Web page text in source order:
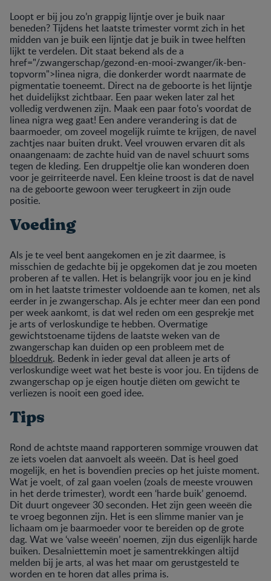
Loopt er bij jou zo’n grappig lijntje over je buik naar
beneden? Tijdens het laatste trimester vormt zich in het
midden van je buik een lijntje dat je buik in twee helften
lijkt te verdelen. Dit staat bekend als de a
href="/zwangerschap/gezond-en-mooi-zwanger/ik-ben-
topvorm">linea nigra, die donkerder wordt naarmate de
pigmentatie toeneemt. Direct na de geboorte is het lijntje
het duidelijkst zichtbaar. Een paar weken later zal het
volledig verdwenen zijn. Maak een paar foto's voordat de
linea nigra weg gaat! Een andere verandering is dat de
baarmoeder, om zoveel mogelijk ruimte te krijgen, de navel
zachtjes naar buiten drukt. Veel vrouwen ervaren dit als
onaangenaam: de zachte huid van de navel schuurt soms
tegen de kleding. Een druppeltje olie kan wonderen doen
voor je geïrriteerde navel. Een kleine troost is dat de navel
na de geboorte gewoon weer terugkeert in zijn oude
positie.
Voeding
Als je te veel bent aangekomen en je zit daarmee, is
misschien de gedachte bij je opgekomen dat je zou moeten
proberen af te vallen. Het is belangrijk voor jou en je kind
om in het laatste trimester voldoende aan te komen, net als
eerder in je zwangerschap. Als je echter meer dan een pond
per week aankomt, is dat wel reden om een gesprekje met
je arts of verloskundige te hebben. Overmatige
gewichtstoename tijdens de laatste weken van de
zwangerschap kan duiden op een probleem met de
bloeddruk. Bedenk in ieder geval dat alleen je arts of
verloskundige weet wat het beste is voor jou. En tijdens de
zwangerschap op je eigen houtje diëten om gewicht te
verliezen is nooit een goed idee.
Tips
Rond de achtste maand rapporteren sommige vrouwen dat
ze iets voelen dat aanvoelt als weeën. Dat is heel goed
mogelijk, en het is bovendien precies op het juiste moment.
Wat je voelt, of zal gaan voelen (zoals de meeste vrouwen
in het derde trimester), wordt een ‘harde buik’ genoemd.
Dit duurt ongeveer 30 seconden. Het zijn geen weeën die
te vroeg begonnen zijn. Het is een slimme manier van je
lichaam om je baarmoeder voor te bereiden op de grote
dag. Wat we ‘valse weeën’ noemen, zijn dus eigenlijk harde
buiken. Desalniettemin moet je samentrekkingen altijd
melden bij je arts, al was het maar om gerustgesteld te
worden en te horen dat alles prima is.